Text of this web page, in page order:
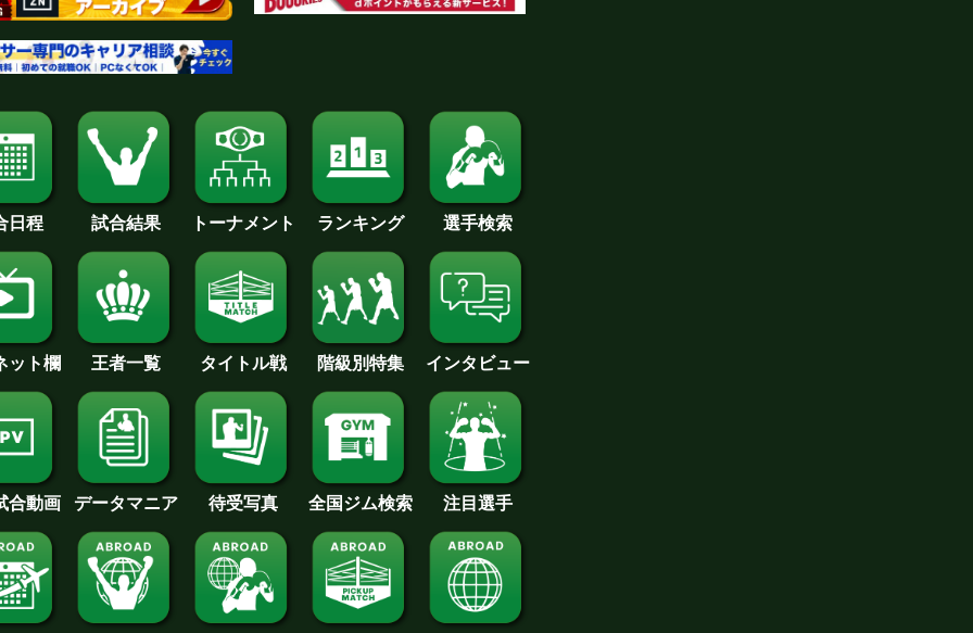
日程 試合結果 トーナメント ランキング 選手検索
ット欄 王者一覧 タイトル戦 階級別特集 インタビュー
合動画 データマニア 待受写真 全国ジム検索 注目選手